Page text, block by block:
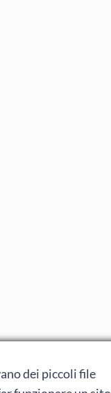
dei piccoli file